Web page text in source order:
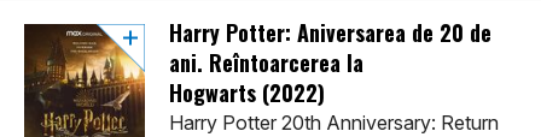
Harry Potter: Aniversarea de 20 de
ani. Reîntoarcerea la
Hogwarts (2022)
Harry Potter 20th Anniversary: Return